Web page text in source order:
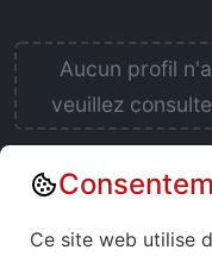
Aucun profil
veuillez
Annuaire : Monte
Ce site web utilise